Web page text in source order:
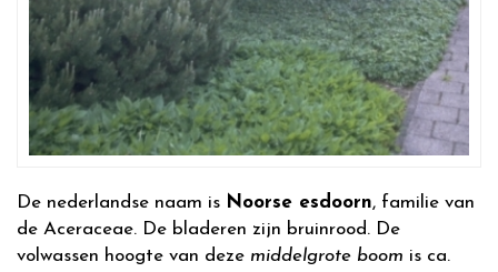
De nederlandse naam is Noorse esdoorn, familie van
de Aceraceae. De bladeren zijn bruinrood. De
volwassen hoogte van deze middelgrote boom is ca.